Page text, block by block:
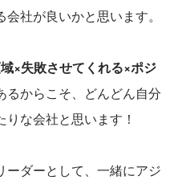
社が良いかと思います。
×失敗させてくれる×ポジ
るからこそ、どんどん自分
な会社と思います！
ーダーとして、一緒にアジ